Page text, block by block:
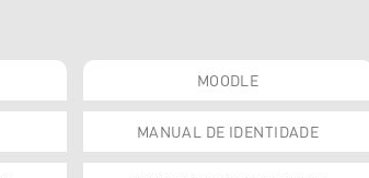
MOODLE
MANUAL DE IDENTIDADE